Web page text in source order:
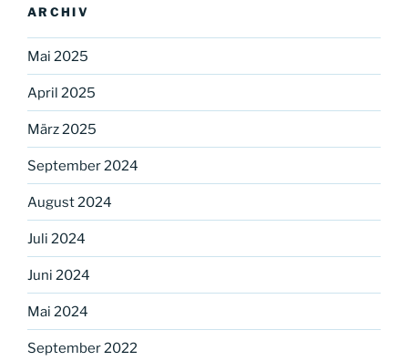
ARCHIV
Mai 2025
April 2025
März 2025
September 2024
August 2024
Juli 2024
Juni 2024
Mai 2024
September 2022